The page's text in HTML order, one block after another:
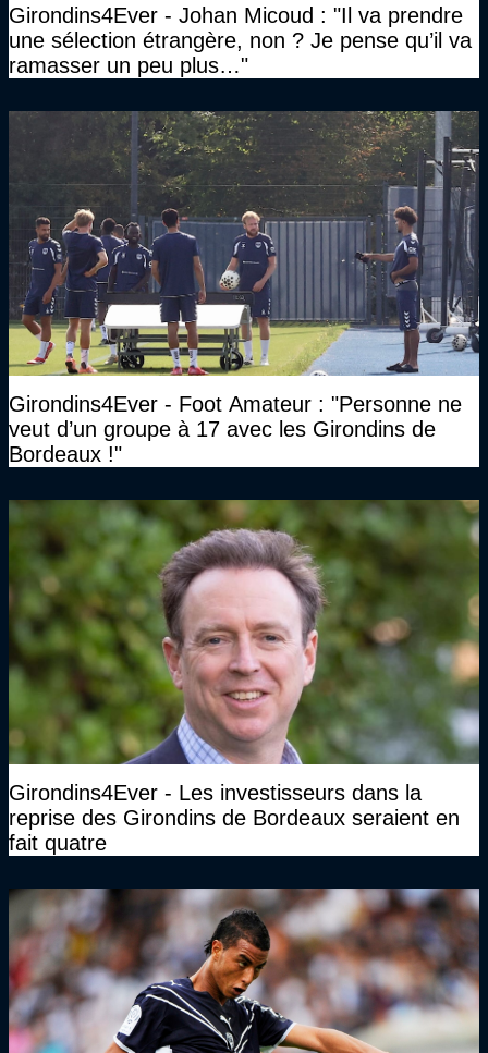
Girondins4Ever - Johan Micoud : "Il va prendre
une sélection étrangère, non ? Je pense qu’il va
ramasser un peu plus…"
Girondins4Ever - Foot Amateur : "Personne ne
veut d’un groupe à 17 avec les Girondins de
Bordeaux !"
Girondins4Ever - Les investisseurs dans la
reprise des Girondins de Bordeaux seraient en
fait quatre